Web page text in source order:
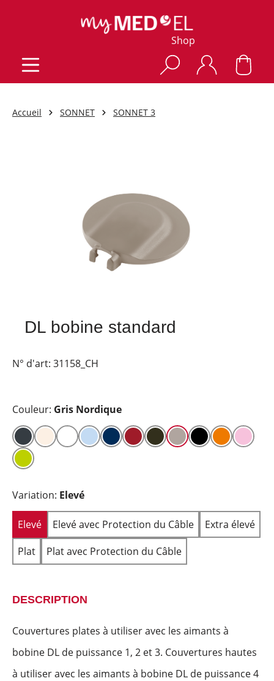
Shop
Accueil SONNET SONNET 3
DL bobine standard
N° d'art: 31158_CH
Couleur: Gris Nordique
Variation: Elevé
Elevé Elevé avec Protection du Câble
Extra élevé
Plat
Plat avec Protection du Câble
DESCRIPTION
Couvertures plates à utiliser avec les aimants à
bobine DL de puissance 1, 2 et 3. Couvertures hautes
à utiliser avec les aimants à bobine DL de puissance 4